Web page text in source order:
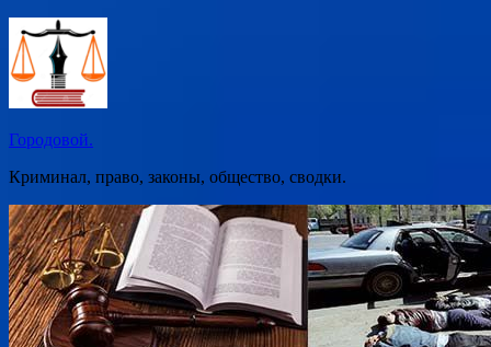
Перейти
содержимому
Городовой.
Криминал, право, законы, общество, сводки.